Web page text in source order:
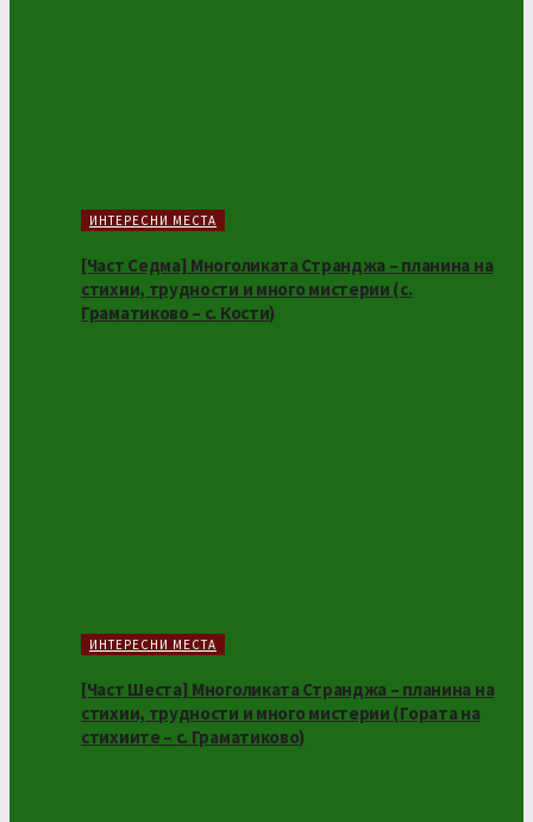
ИНТЕРЕСНИ МЕСТА
[Част Седма] Многоликата Странджа – планина на
стихии, трудности и много мистерии (с.
Граматиково – с. Кости)
ИНТЕРЕСНИ МЕСТА
[Част Шеста] Многоликата Странджа – планина на
стихии, трудности и много мистерии (Гората на
стихиите – с. Граматиково)